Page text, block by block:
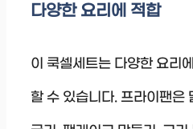
다양한 요리에 적합
이 쿡셀세트는 다양한 요리
할 수 있습니다. 프라이팬은